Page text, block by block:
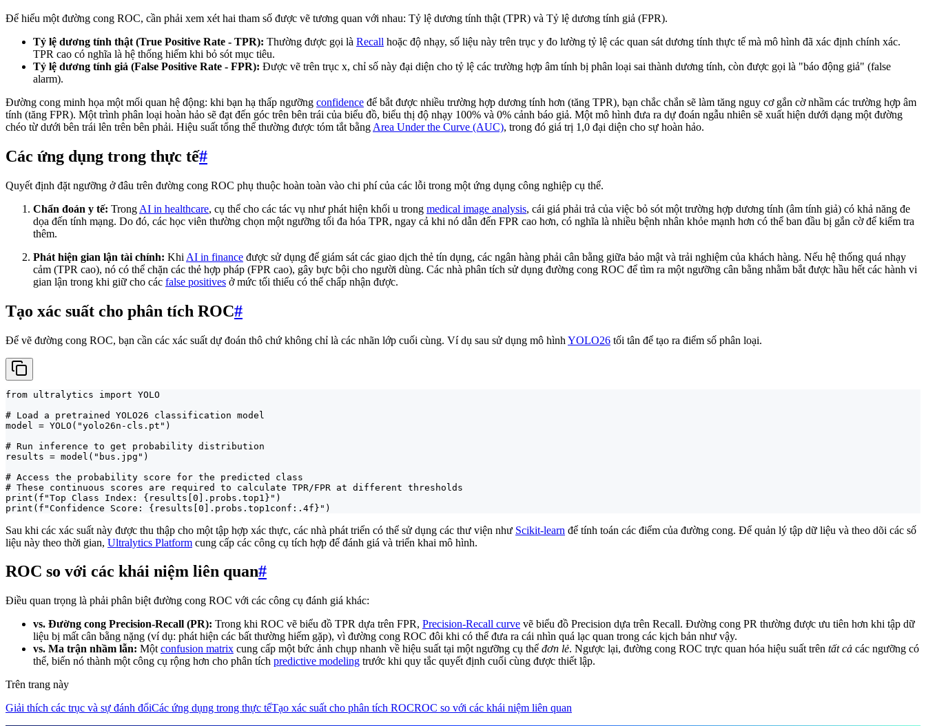
Để hiểu một đường cong ROC, cần phải xem xét hai tham số được vẽ tương quan với nhau: Tỷ lệ dương tính thật (TPR) và Tỷ lệ dương tính giả (FPR).
Tỷ lệ dương tính thật (True Positive Rate - TPR): Thường được gọi là Recall hoặc độ nhạy, số liệu này trên trục y đo lường tỷ lệ các quan sát dương tính thực tế mà mô hình đã xác định chính xác.
TPR cao có nghĩa là hệ thống hiếm khi bỏ sót mục tiêu.
Tỷ lệ dương tính giả (False Positive Rate - FPR): Được vẽ trên trục x, chỉ số này đại diện cho tỷ lệ các trường hợp âm tính bị phân loại sai thành dương tính, còn được gọi là "báo động giả" (false
alarm).
Đường cong minh họa một mối quan hệ động: khi bạn hạ thấp ngưỡng confidence để bắt được nhiều trường hợp dương tính hơn (tăng TPR), bạn chắc chắn sẽ làm tăng nguy cơ gắn cờ nhầm các trường hợp âm
tính (tăng FPR). Một trình phân loại hoàn hảo sẽ đạt đến góc trên bên trái của biểu đồ, biểu thị độ nhạy 100% và 0% cảnh báo giả. Một mô hình đưa ra dự đoán ngẫu nhiên sẽ xuất hiện dưới dạng một đường
chéo từ dưới bên trái lên trên bên phải. Hiệu suất tổng thể thường được tóm tắt bằng Area Under the Curve (AUC), trong đó giá trị 1,0 đại diện cho sự hoàn hảo.
Các ứng dụng trong thực tế#
Quyết định đặt ngưỡng ở đâu trên đường cong ROC phụ thuộc hoàn toàn vào chi phí của các lỗi trong một ứng dụng công nghiệp cụ thể.
Chẩn đoán y tế: Trong AI in healthcare, cụ thể cho các tác vụ như phát hiện khối u trong medical image analysis, cái giá phải trả của việc bỏ sót một trường hợp dương tính (âm tính giả) có khả năng đe
dọa đến tính mạng. Do đó, các học viên thường chọn một ngưỡng tối đa hóa TPR, ngay cả khi nó dẫn đến FPR cao hơn, có nghĩa là nhiều bệnh nhân khỏe mạnh hơn có thể ban đầu bị gắn cờ để kiểm tra
thêm.
Phát hiện gian lận tài chính: Khi AI in finance được sử dụng để giám sát các giao dịch thẻ tín dụng, các ngân hàng phải cân bằng giữa bảo mật và trải nghiệm của khách hàng. Nếu hệ thống quá nhạy
cảm (TPR cao), nó có thể chặn các thẻ hợp pháp (FPR cao), gây bực bội cho người dùng. Các nhà phân tích sử dụng đường cong ROC để tìm ra một ngưỡng cân bằng nhằm bắt được hầu hết các hành vi
gian lận trong khi giữ cho các false positives ở mức tối thiểu có thể chấp nhận được.
Tạo xác suất cho phân tích ROC#
Để vẽ đường cong ROC, bạn cần các xác suất dự đoán thô chứ không chỉ là các nhãn lớp cuối cùng. Ví dụ sau sử dụng mô hình YOLO26 tối tân để tạo ra điểm số phân loại.
from ultralytics import YOLO
# Load a pretrained YOLO26 classification model
model = YOLO("yolo26n-cls.pt")
# Run inference to get probability distribution
results = model("bus.jpg")
# Access the probability score for the predicted class
# These continuous scores are required to calculate TPR/FPR at different thresholds
print(f"Top Class Index: {results[0].probs.top1}")
print(f"Confidence Score: {results[0].probs.top1conf:.4f}")
Sau khi các xác suất này được thu thập cho một tập hợp xác thực, các nhà phát triển có thể sử dụng các thư viện như Scikit-learn để tính toán các điểm của đường cong. Để quản lý tập dữ liệu và theo dõi các số
liệu này theo thời gian, Ultralytics Platform cung cấp các công cụ tích hợp để đánh giá và triển khai mô hình.
ROC so với các khái niệm liên quan#
Điều quan trọng là phải phân biệt đường cong ROC với các công cụ đánh giá khác:
vs. Đường cong Precision-Recall (PR): Trong khi ROC vẽ biểu đồ TPR dựa trên FPR, Precision-Recall curve vẽ biểu đồ Precision dựa trên Recall. Đường cong PR thường được ưu tiên hơn khi tập dữ
liệu bị mất cân bằng nặng (ví dụ: phát hiện các bất thường hiếm gặp), vì đường cong ROC đôi khi có thể đưa ra cái nhìn quá lạc quan trong các kịch bản như vậy.
vs. Ma trận nhầm lẫn: Một confusion matrix cung cấp một bức ảnh chụp nhanh về hiệu suất tại một ngưỡng cụ thể đơn lẻ. Ngược lại, đường cong ROC trực quan hóa hiệu suất trên tất cả các ngưỡng có
thể, biến nó thành một công cụ rộng hơn cho phân tích predictive modeling trước khi quy tắc quyết định cuối cùng được thiết lập.
Trên trang này
Giải thích các trục và sự đánh đổiCác ứng dụng trong thực tếTạo xác suất cho phân tích ROCROC so với các khái niệm liên quan